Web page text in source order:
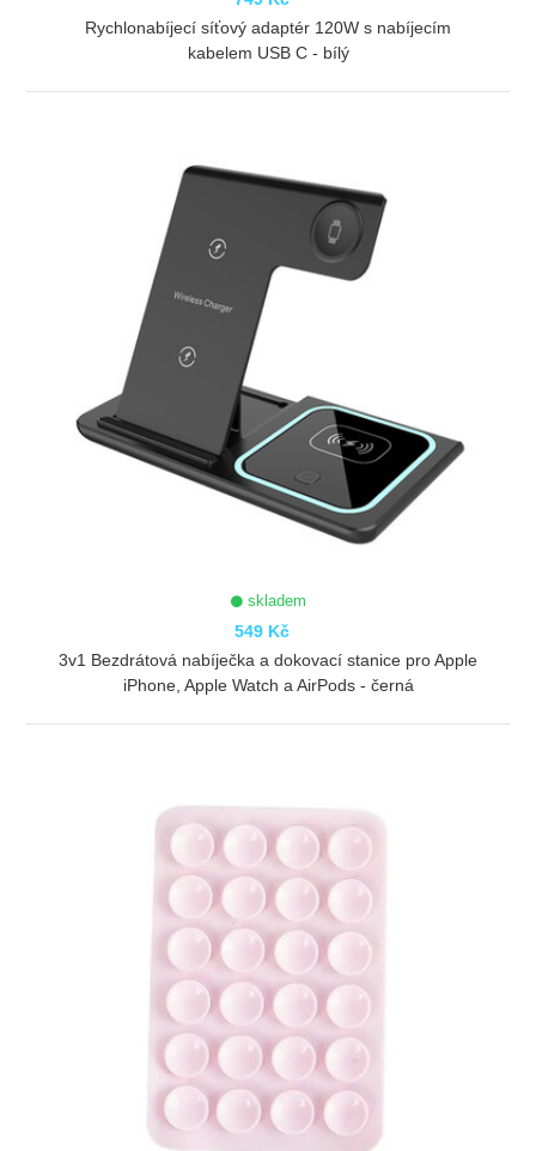
Rychlonabíjecí síťový adaptér 120W s nabíjecím
kabelem USB C - bílý
skladem
549 Kč
3v1 Bezdrátová nabíječka a dokovací stanice pro Apple
iPhone, Apple Watch a AirPods - černá